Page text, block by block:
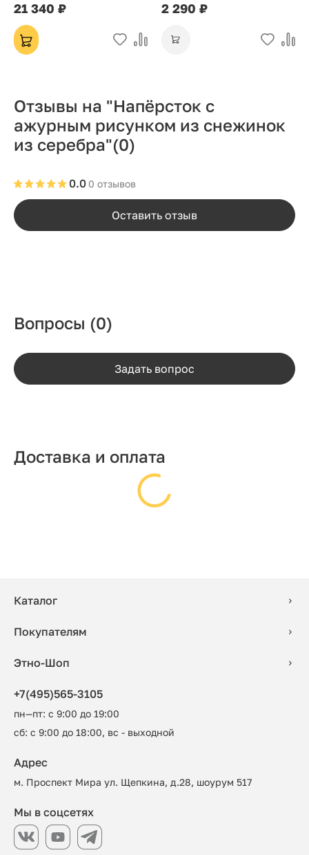
21 340 ₽ 2 290 ₽
Отзывы на "Напёрсток с
ажурным рисунком из снежинок
из серебра"(0)
0 отзывов
0.0
Оставить отзыв
Вопросы (0)
Задать вопрос
Доставка и оплата
Каталог
Покупателям
Этно-Шоп
+7(495)565-3105
пн—пт: с 9:00 до 19:00
сб: с 9:00 до 18:00, вс - выходной
Адрес
м. Проспект Мира ул. Щепкина, д.28, шоурум 517
Мы в соцсетях